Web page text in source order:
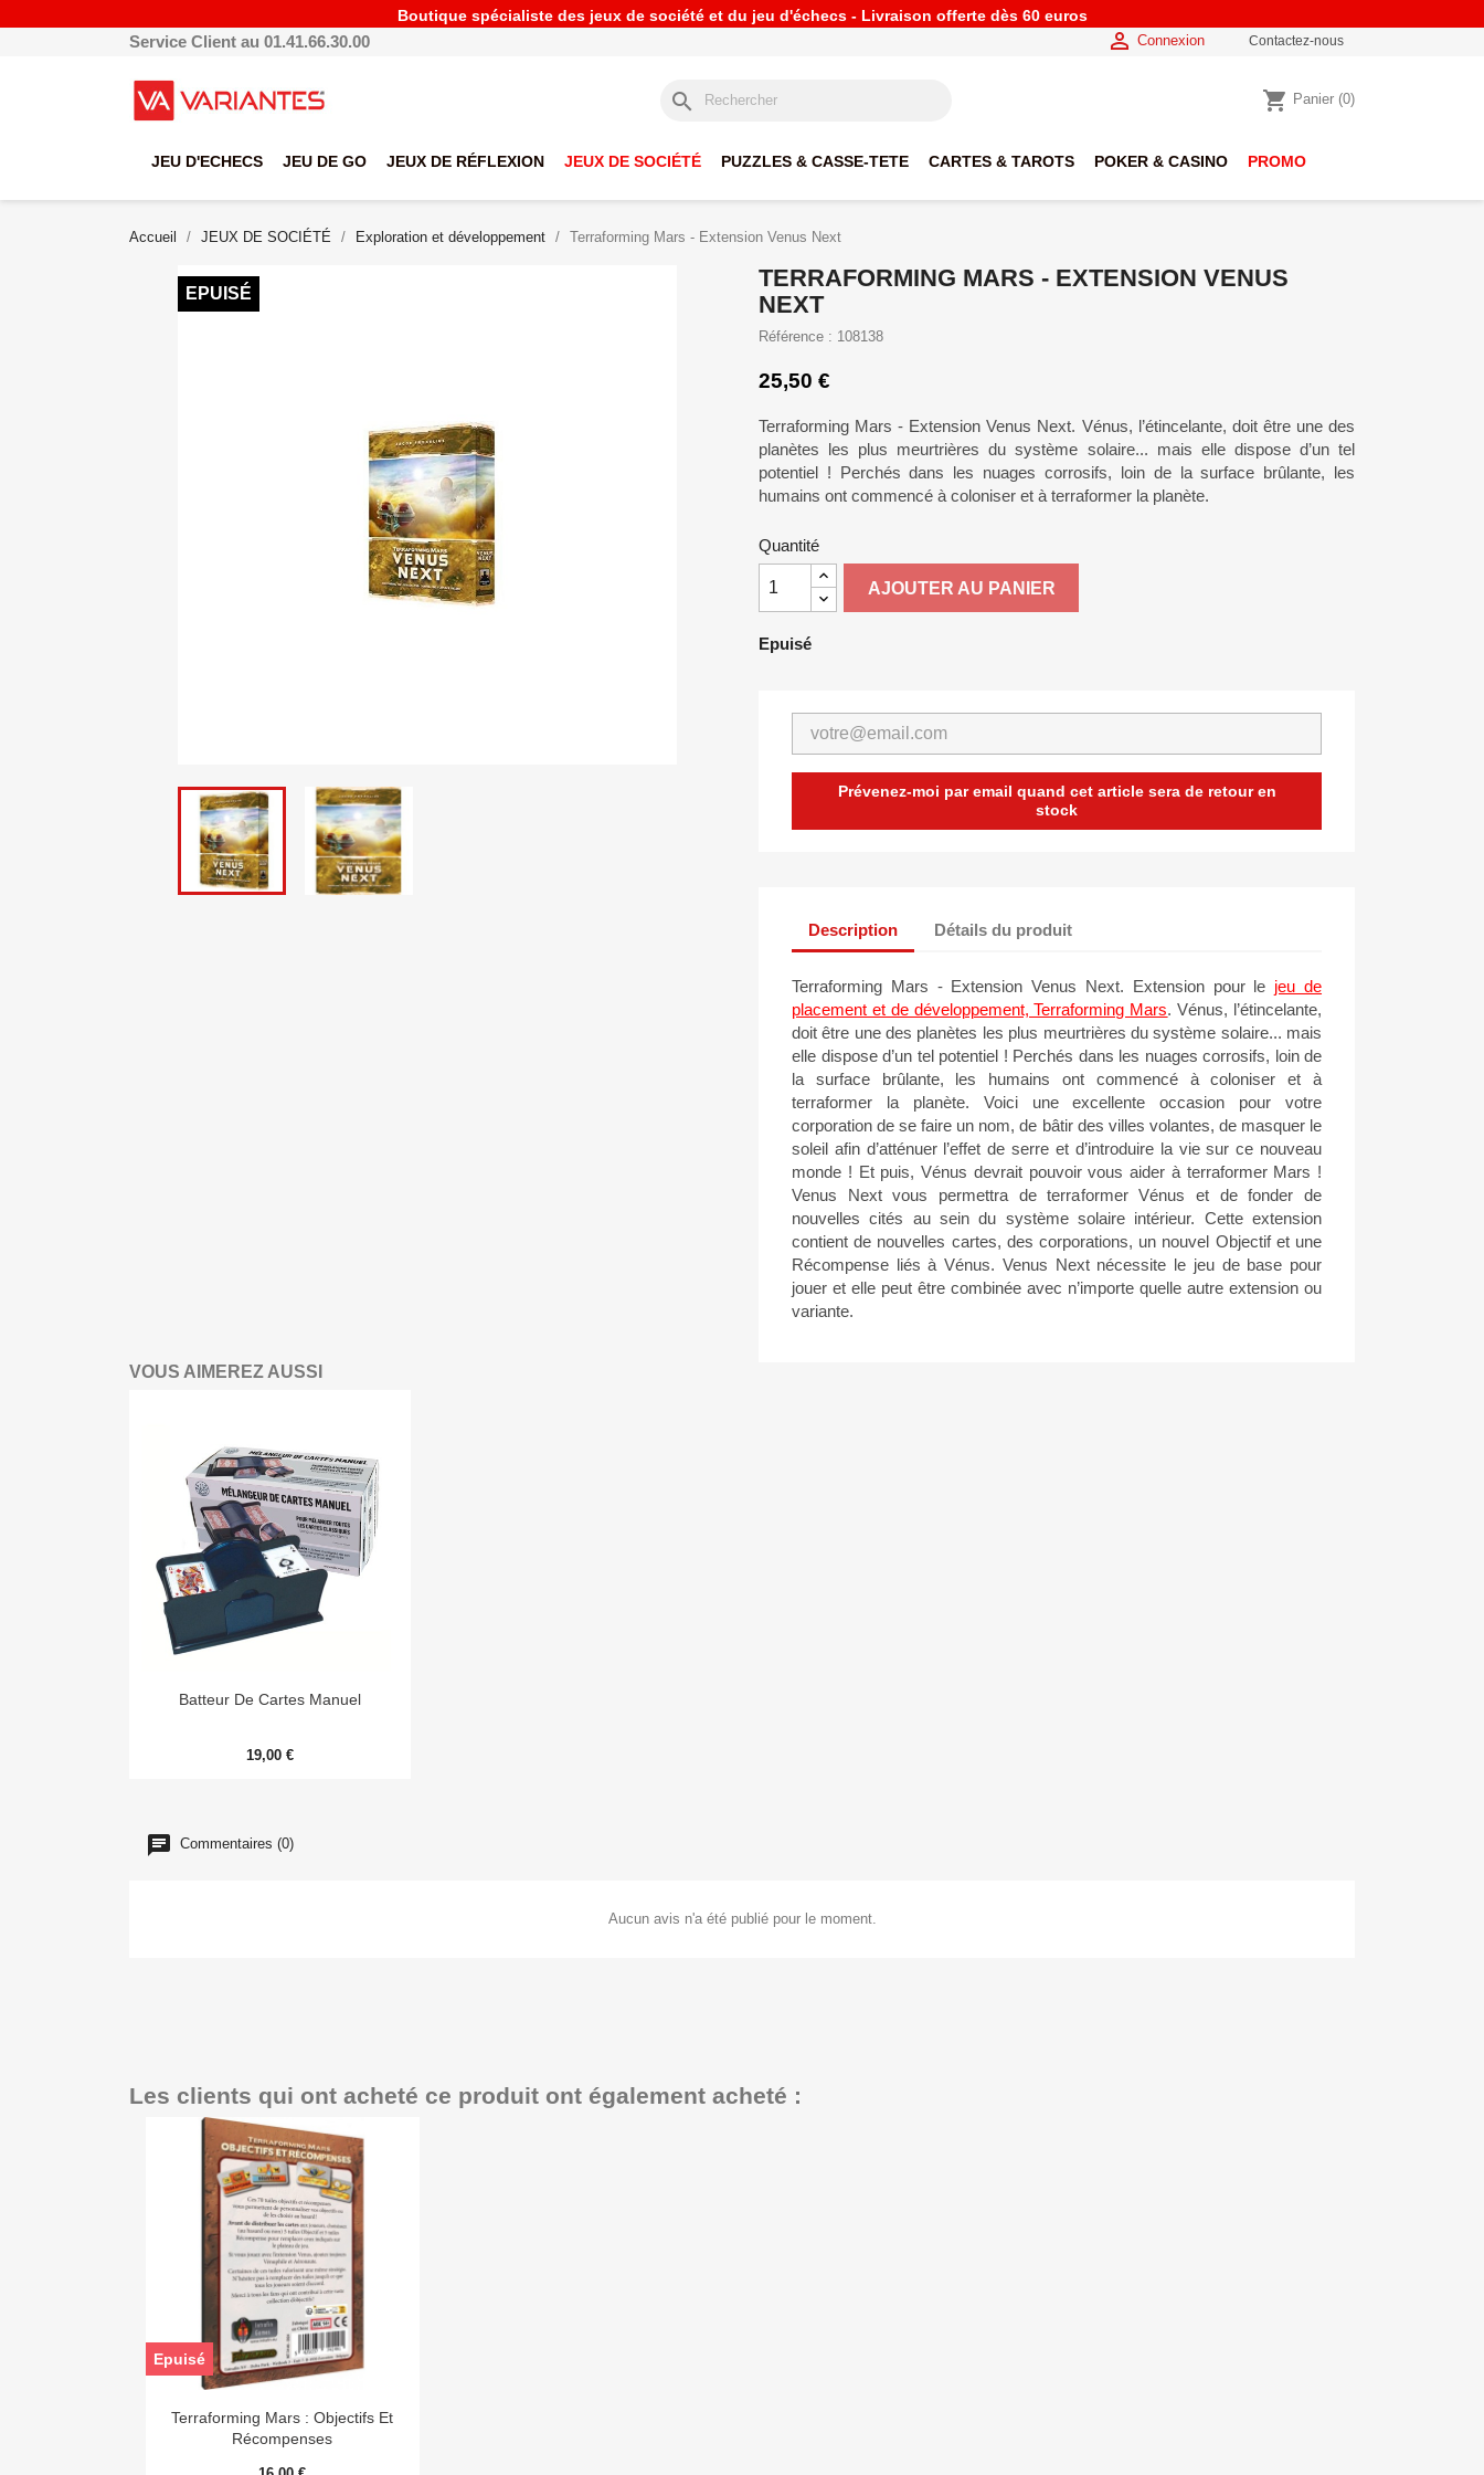
Boutique spécialiste des jeux de société et du jeu d'échecs - Livraison offerte dès 60 euros
Service Client au 01.41.66.30.00  Connexion Contactez-nous
search shopping_cart Panier (0)
JEU D'ECHECS JEU DE GO JEUX DE RÉFLEXION JEUX DE SOCIÉTÉ PUZZLES & CASSE-TETE CARTES & TAROTS POKER & CASINO PROMO
Accueil JEUX DE SOCIÉTÉ Exploration et développement Terraforming Mars - Extension Venus Next
EPUISÉ
TERRAFORMING MARS - EXTENSION VENUS
NEXT
Référence : 108138
25,50 €
Terraforming Mars - Extension Venus Next. Vénus, l’étincelante, doit être une des
planètes les plus meurtrières du système solaire... mais elle dispose d’un tel
potentiel ! Perchés dans les nuages corrosifs, loin de la surface brûlante, les
humains ont commencé à coloniser et à terraformer la planète.
Quantité
AJOUTER AU PANIER
Epuisé
Prévenez-moi par email quand cet article sera de retour en
stock
Description Détails du produit
Terraforming Mars - Extension Venus Next. Extension pour le jeu de
placement et de développement, Terraforming Mars. Vénus, l’étincelante,
doit être une des planètes les plus meurtrières du système solaire... mais
elle dispose d’un tel potentiel ! Perchés dans les nuages corrosifs, loin de
la surface brûlante, les humains ont commencé à coloniser et à
terraformer la planète. Voici une excellente occasion pour votre
corporation de se faire un nom, de bâtir des villes volantes, de masquer le
soleil afin d’atténuer l’effet de serre et d’introduire la vie sur ce nouveau
monde ! Et puis, Vénus devrait pouvoir vous aider à terraformer Mars !
Venus Next vous permettra de terraformer Vénus et de fonder de
nouvelles cités au sein du système solaire intérieur. Cette extension
contient de nouvelles cartes, des corporations, un nouvel Objectif et une
Récompense liés à Vénus. Venus Next nécessite le jeu de base pour
jouer et elle peut être combinée avec n’importe quelle autre extension ou
variante.
VOUS AIMEREZ AUSSI
Aperçu rapide
Batteur De Cartes Manuel
19,00 €
Commentaires (0)
Aucun avis n'a été publié pour le moment.
Les clients qui ont acheté ce produit ont également acheté :
Aperçu rapide
Terraforming Mars : Objectifs Et
Récompenses
Epuisé